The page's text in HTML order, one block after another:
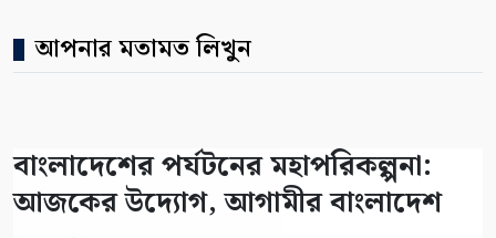
আপনার মতামত লিখুন
বাংলাদেশের পর্যটনের মহাপরিকল্পনা:
আজকের উদ্যোগ, আগামীর বাংলাদেশ